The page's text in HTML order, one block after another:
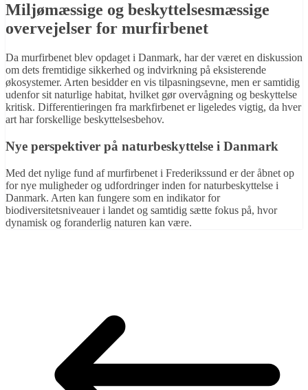
Miljømæssige og beskyttelsesmæssige
overvejelser for murfirbenet
Da murfirbenet blev opdaget i Danmark, har der været en diskussion
om dets fremtidige sikkerhed og indvirkning på eksisterende
økosystemer. Arten besidder en vis tilpasningsevne, men er samtidig
udenfor sit naturlige habitat, hvilket gør overvågning og beskyttelse
kritisk. Differentieringen fra markfirbenet er ligeledes vigtig, da hver
art har forskellige beskyttelsesbehov.
Nye perspektiver på naturbeskyttelse i Danmark
Med det nylige fund af murfirbenet i Frederikssund er der åbnet op
for nye muligheder og udfordringer inden for naturbeskyttelse i
Danmark. Arten kan fungere som en indikator for
biodiversitetsniveauer i landet og samtidig sætte fokus på, hvor
dynamisk og foranderlig naturen kan være.